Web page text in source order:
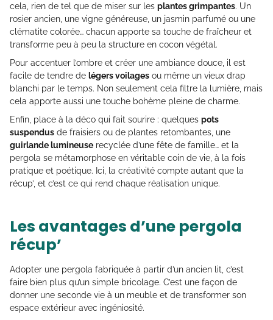
cela, rien de tel que de miser sur les plantes grimpantes. Un
rosier ancien, une vigne généreuse, un jasmin parfumé ou une
clématite colorée… chacun apporte sa touche de fraîcheur et
transforme peu à peu la structure en cocon végétal.
Pour accentuer l’ombre et créer une ambiance douce, il est
facile de tendre de légers voilages ou même un vieux drap
blanchi par le temps. Non seulement cela filtre la lumière, mais
cela apporte aussi une touche bohème pleine de charme.
Enfin, place à la déco qui fait sourire : quelques pots
suspendus de fraisiers ou de plantes retombantes, une
guirlande lumineuse recyclée d’une fête de famille… et la
pergola se métamorphose en véritable coin de vie, à la fois
pratique et poétique. Ici, la créativité compte autant que la
récup’, et c’est ce qui rend chaque réalisation unique.
Les avantages d’une pergola
récup’
Adopter une pergola fabriquée à partir d’un ancien lit, c’est
faire bien plus qu’un simple bricolage. C’est une façon de
donner une seconde vie à un meuble et de transformer son
espace extérieur avec ingéniosité.